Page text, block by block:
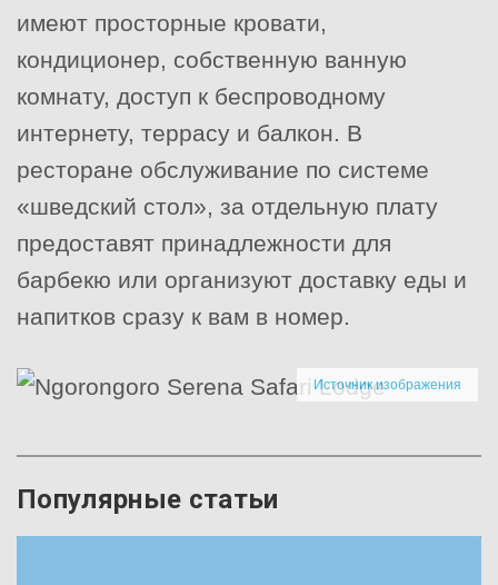
имеют просторные кровати,
кондиционер, собственную ванную
комнату, доступ к беспроводному
интернету, террасу и балкон. В
ресторане обслуживание по системе
«шведский стол», за отдельную плату
предоставят принадлежности для
барбекю или организуют доставку еды и
напитков сразу к вам в номер.
Источник изображения
Популярные статьи